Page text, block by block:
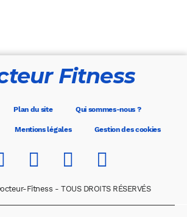
Fitness
Plan du site Qui sommes-nous ?
Mentions légales Gestion des cookies
Fitness - TOUS DROITS RÉSERVÉS